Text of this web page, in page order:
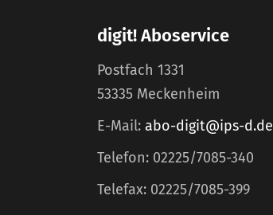
digit! Aboservice
Postfach 1331
53335 Meckenheim
E-Mail: abo-digit@ips-d.de
Telefon: 02225/7085-340
Telefax: 02225/7085-399